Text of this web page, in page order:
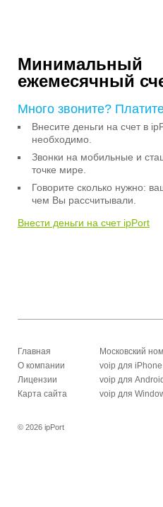
Минимальный
ежемесячный
Много звоните?
Внесите деньги на счет в
необходимо.
Звонки на мобильные и
точке мире.
Говорите сколько нужно:
чем Вы рассчитывали.
Внести деньги на счет ipPort
Главная
О компании
Лицензии
Карта сайта
Московский
voip для iPhone
voip для Android
voip для
© 2026 ipPort